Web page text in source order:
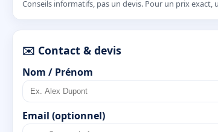
Conseils informatifs, pas un devis. Pour un prix exact,
✉️ Contact & devis
Nom / Prénom
Email (optionnel)